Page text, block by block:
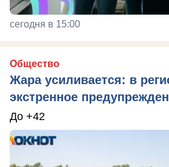
сегодня в 15:00
Общество
Жара усиливается: в
экстренное
До +42